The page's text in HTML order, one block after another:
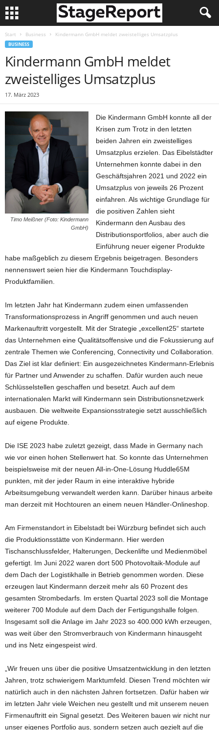
Start Business Kindermann GmbH meldet zweistelliges Umsatzplus
BUSINESS
Kindermann GmbH meldet
zweistelliges Umsatzplus
17. März 2023
Timo Meißner (Foto: Kindermann
GmbH)
Die Kindermann GmbH konnte all der
Krisen zum Trotz in den letzten
beiden Jahren ein zweistelliges
Umsatzplus erzielen. Das Eibelstädter
Unternehmen konnte dabei in den
Geschäftsjahren 2021 und 2022 ein
Umsatzplus von jeweils 26 Prozent
einfahren. Als wichtige Grundlage für
die positiven Zahlen sieht
Kindermann den Ausbau des
Distributionsportfolios, aber auch die
Einführung neuer eigener Produkte
habe maßgeblich zu diesem Ergebnis beigetragen. Besonders
nennenswert seien hier die Kindermann Touchdisplay-
Produktfamilien.
Im letzten Jahr hat Kindermann zudem einen umfassenden
Transformationsprozess in Angriff genommen und auch neuen
Markenauftritt vorgestellt. Mit der Strategie „excellent25“ startete
das Unternehmen eine Qualitätsoffensive und die Fokussierung auf
zentrale Themen wie Conferencing, Connectivity und Collaboration.
Das Ziel ist klar definiert: Ein ausgezeichnetes Kindermann-Erlebnis
für Partner und Anwender zu schaffen. Dafür wurden auch neue
Schlüsselstellen geschaffen und besetzt. Auch auf dem
internationalen Markt will Kindermann sein Distributionsnetzwerk
ausbauen. Die weltweite Expansionsstrategie setzt ausschließlich
auf eigene Produkte.
Die ISE 2023 habe zuletzt gezeigt, dass Made in Germany nach
wie vor einen hohen Stellenwert hat. So konnte das Unternehmen
beispielsweise mit der neuen All-in-One-Lösung Huddle65M
punkten, mit der jeder Raum in eine interaktive hybride
Arbeitsumgebung verwandelt werden kann. Darüber hinaus arbeite
man derzeit mit Hochtouren an einem neuen Händler-Onlineshop.
Am Firmenstandort in Eibelstadt bei Würzburg befindet sich auch
die Produktionsstätte von Kindermann. Hier werden
Tischanschlussfelder, Halterungen, Deckenlifte und Medienmöbel
gefertigt. Im Juni 2022 waren dort 500 Photovoltaik-Module auf
dem Dach der Logistikhalle in Betrieb genommen worden. Diese
erzeugen laut Kindermann derzeit mehr als 60 Prozent des
gesamten Strombedarfs. Im ersten Quartal 2023 soll die Montage
weiterer 700 Module auf dem Dach der Fertigungshalle folgen.
Insgesamt soll die Anlage im Jahr 2023 so 400.000 kWh erzeugen,
was weit über den Stromverbrauch von Kindermann hinausgeht
und ins Netz eingespeist wird.
„Wir freuen uns über die positive Umsatzentwicklung in den letzten
Jahren, trotz schwierigem Marktumfeld. Diesen Trend möchten wir
natürlich auch in den nächsten Jahren fortsetzen. Dafür haben wir
im letzten Jahr viele Weichen neu gestellt und mit unserem neuen
Firmenauftritt ein Signal gesetzt. Des Weiteren bauen wir nicht nur
unser eigenes Portfolio aus, sondern setzen auch gezielt auf die